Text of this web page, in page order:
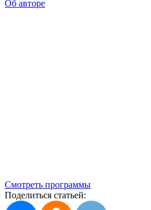
Об авторе
Смотреть программы
Поделиться статьей: